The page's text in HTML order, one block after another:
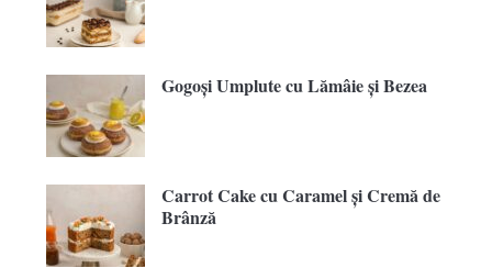
Gogoși Umplute cu Lămâie și Bezea
Carrot Cake cu Caramel și Cremă de
Brânză